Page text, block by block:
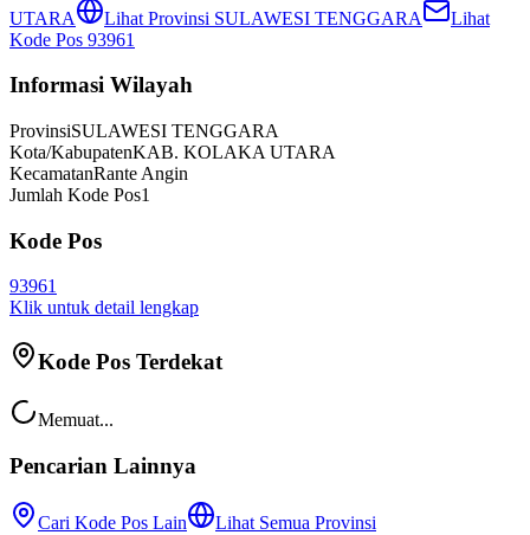
UTARA
Lihat Provinsi SULAWESI TENGGARA
Lihat
Kode Pos 93961
Informasi Wilayah
ProvinsiSULAWESI TENGGARA
Kota/KabupatenKAB. KOLAKA UTARA
KecamatanRante Angin
Jumlah Kode Pos1
Kode Pos
93961
Klik untuk detail lengkap
Kode Pos Terdekat
Memuat...
Pencarian Lainnya
Cari Kode Pos Lain Lihat Semua Provinsi